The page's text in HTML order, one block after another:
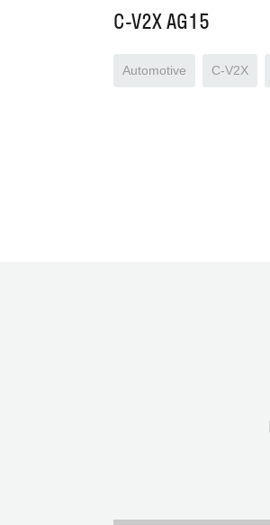
C-V2X AG15
Automotive C-V2X